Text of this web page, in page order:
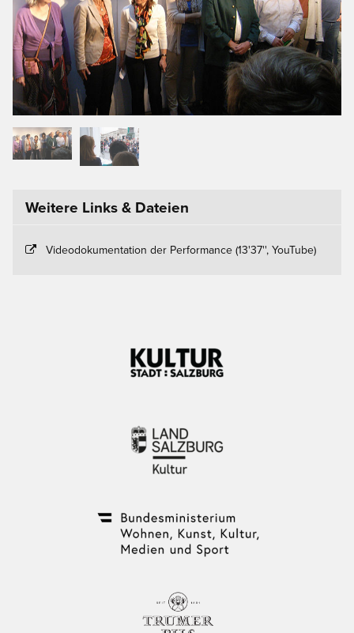
Weitere Links & Dateien
Videodokumentation der Performance (13'37'', YouTube)